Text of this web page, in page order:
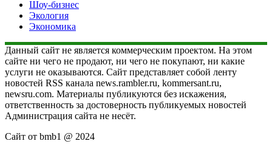
Шоу-бизнес
Экология
Экономика
Данный сайт не является коммерческим проектом. На этом
сайте ни чего не продают, ни чего не покупают, ни какие
услуги не оказываются. Сайт представляет собой ленту
новостей RSS канала news.rambler.ru, kommersant.ru,
newsru.com. Материалы публикуются без искажения,
ответственность за достоверность публикуемых новостей
Администрация сайта не несёт.
Сайт от bmb1 @ 2024